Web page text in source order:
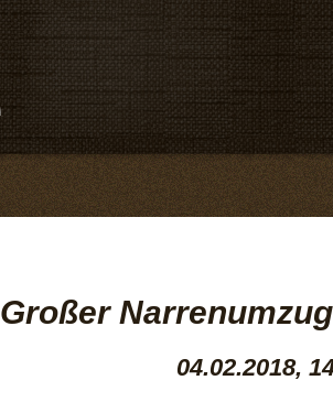
Großer
04.02.2018,